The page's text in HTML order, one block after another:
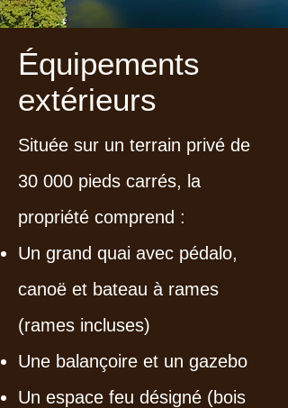
Équipements
extérieurs
Située sur un terrain privé de
30 000 pieds carrés, la
propriété comprend :
Un grand quai avec pédalo,
canoë et bateau à rames
(rames incluses)
Une balançoire et un gazebo
Un espace feu désigné (bois